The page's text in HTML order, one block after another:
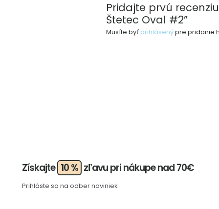
Pridajte prvú
Štetec Oval #2”
Musíte byť prihlásenýpre pridanie
Získajte 10 % zľavu pri nákupe nad 70€
Prihláste sa na odber noviniek